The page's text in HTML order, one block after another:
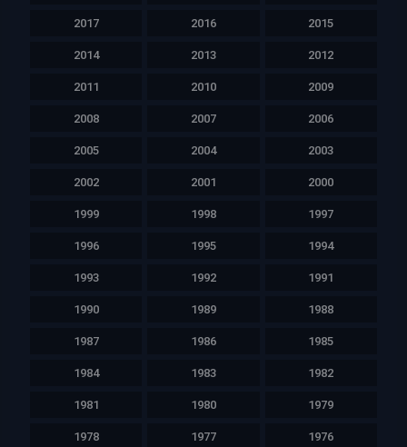
2017 2016 2015
2014 2013 2012
2011 2010 2009
2008 2007 2006
2005 2004 2003
2002 2001 2000
1999 1998 1997
1996 1995 1994
1993 1992 1991
1990 1989 1988
1987 1986 1985
1984 1983 1982
1981 1980 1979
1978 1977 1976